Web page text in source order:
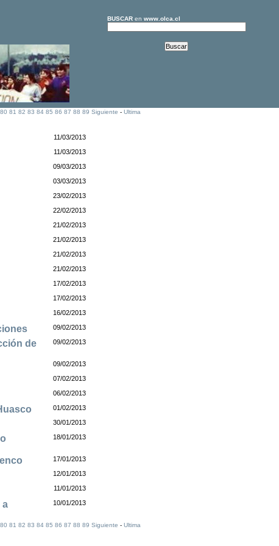
BUSCARen www.olca.cl
80 81 82 83 84 85 86 87 88 89 Siguiente - Ultima
11/03/2013
11/03/2013
09/03/2013
03/03/2013
23/02/2013
22/02/2013
21/02/2013
21/02/2013
21/02/2013
21/02/2013
17/02/2013
17/02/2013
16/02/2013
09/02/2013
de
09/02/2013
09/02/2013
07/02/2013
06/02/2013
01/02/2013
30/01/2013
18/01/2013
17/01/2013
12/01/2013
11/01/2013
a
10/01/2013
80 81 82 83 84 85 86 87 88 89 Siguiente - Ultima